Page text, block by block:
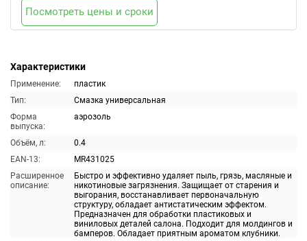
Характеристики
Применение:
пластик
Тип:
Смазка универсальная
Форма
выпуска:
аэрозоль
Объём, л:
0.4
EAN-13:
MR431025
Расширенное
описание:
Быстро и эффективно удаляет пыль, грязь, масляные и
никотиновые загрязнения. Защищает от старения и
выгорания, восстанавливает первоначальную
структуру, обладает антистатическим эффектом.
Предназначен для обработки пластиковых и
виниловых деталей салона. Подходит для молдингов и
бамперов. Обладает приятным ароматом клубники.
Посмотреть цены и сроки